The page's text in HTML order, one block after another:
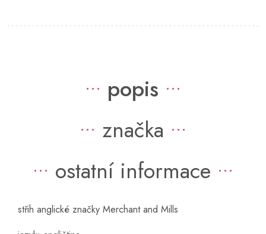
popis
značka
ostatní informace
střih anglické značky Merchant and Mills